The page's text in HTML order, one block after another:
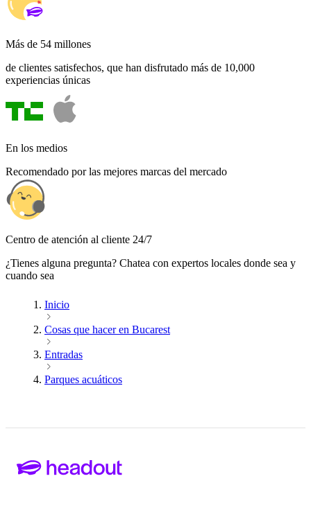
Más de 54 millones
de clientes satisfechos, que han disfrutado más de 10,000
experiencias únicas
En los medios
Recomendado por las mejores marcas del mercado
Centro de atención al cliente 24/7
¿Tienes alguna pregunta? Chatea con expertos locales donde sea y
cuando sea
Inicio
Cosas que hacer en Bucarest
Entradas
Parques acuáticos